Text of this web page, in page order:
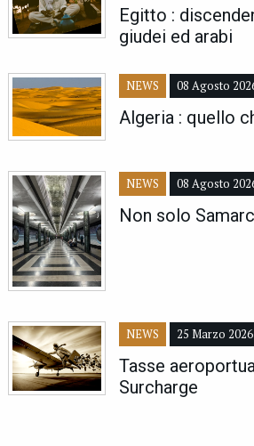
Egitto :
giudei ed arabi
NEWS 08 Agosto
Algeria : quello
NEWS 08 Agosto
Non solo
NEWS 25 Marzo 2026
Tasse
Surcharge